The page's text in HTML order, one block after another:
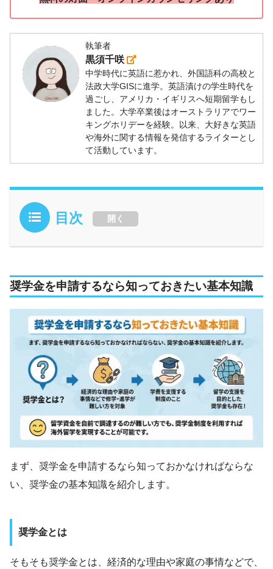
執筆者
黒須千咲
中学時代に英語に惹かれ、外国語科の高校と
法政大学GISに進学。英語漬けの学生時代を
過ごし、アメリカ・イギリスへ短期留学もし
ました。大学卒業後はオーストラリアでワー
キングホリデーを経験。以来、大好きな英語
や海外に関する情報を発信するライターとし
て活動しています。
目次 開く
奨学金を申請するなら知っておきたい基本知識
まず、奨学金を申請するなら知っておかなければならな
い、奨学金の基本知識を紹介します。
奨学金とは
そもそも奨学金とは、経済的な理由や家庭の事情などで、